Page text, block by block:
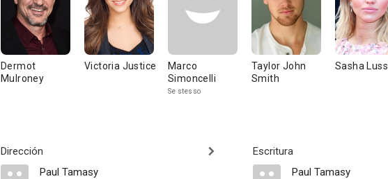
Dermot
Mulroney
Victoria Justice
Marco
Simoncelli
Se stesso
Taylor John
Smith
Sasha Luss
Dirección
Paul Tamasy
Escritura
Paul Tamasy